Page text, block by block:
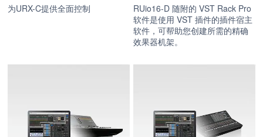
为URX-C提供全面控制
RUio16-D 随附的 VST Rack Pro
软件是使用 VST 插件的插件宿主
软件，可帮助您创建所需的精确
效果器机架。